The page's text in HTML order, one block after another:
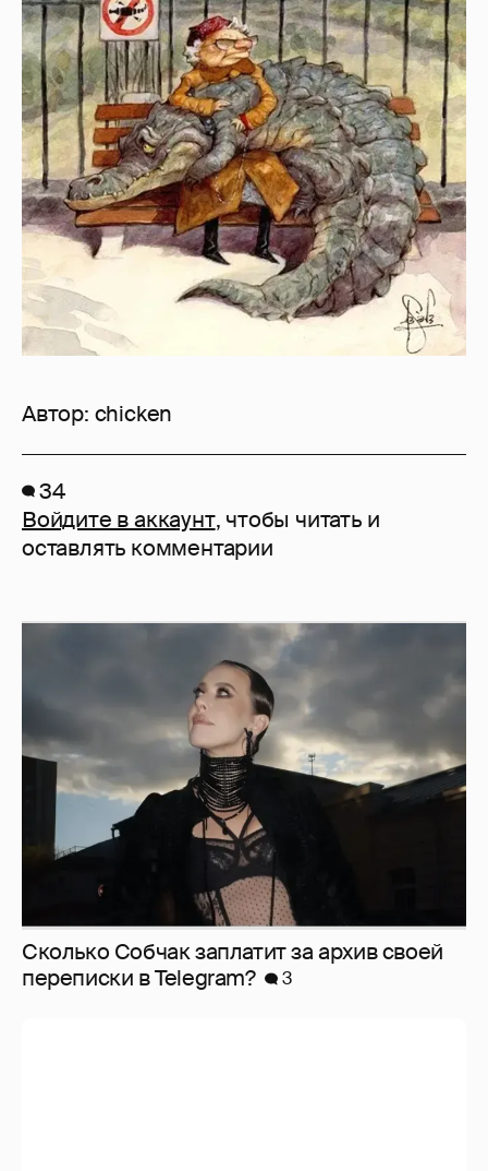
Автор: chicken
34
Войдите в аккаунт, чтобы читать и
оставлять комментарии
Сколько Собчак заплатит за архив своей
перeписки в Telegram?
3